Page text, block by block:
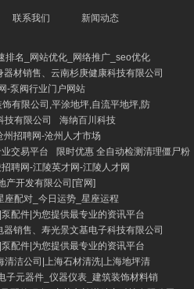
联系我们 新闻动态
排名_网站优化_网络推广_seo优化
材销售、云南杉庚健康科技有限公司
-泵阀行业门户网站
有限公司,平涂地坪,自流平地坪,防
技有限公司
海纳百川科技
州招聘网-沧州人才市场
交易平台
限时优惠 全自动检测清理僵尸粉
聘网-江陵英才网-江陵人才网
产开发有限公司[官网]
座配对_今日运势_星座运程
配件|为您提供最专业的资讯平台
销售、寿光景文基电子科技有限公司
配件|为您提供最专业的资讯平台
清洁公司|上海石材清洗|上海地坪清
子元器件_仪器仪表_建筑装饰材料销